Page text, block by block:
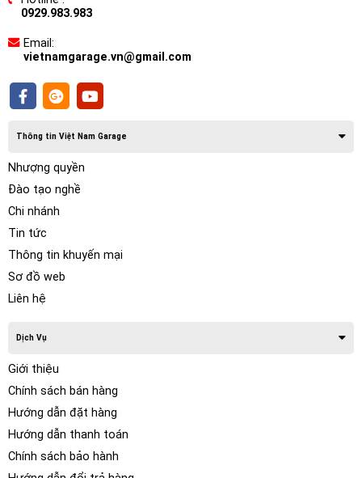
Với CONDUCTOR, bạn có thể quản lý tất cả các nguồn tín
dụng điện thoại thông minh của bạn làm nguồn phương tiện
(phát/tạm dừng, theo dõi tiến/lùi) và âm lượng kết hợp với
Thẻ mở rộng Bluetooth tùy chọn.
Công tắc cài đặt âm thanh theo sở thích âm nhạc của
Quản lý các thiết lập âm thanh được tối ưu hóa khác nhau
0929.983.983
Email:
vietnamgarage.vn@gmail.com
Thông tin Việt Nam Garage
Nhượng quyền
Đào tạo nghề
Chi nhánh
Tin tức
Thông tin khuyến mại
Sơ đồ web
Liên hệ
Dịch Vụ
Giới thiệu
Chính sách bán hàng
Hướng dẫn đặt hàng
Hướng dẫn thanh toán
Chính sách bảo hành